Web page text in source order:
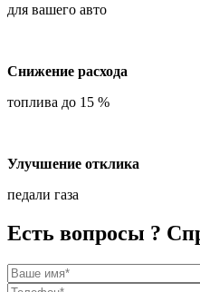
для вашего авто
Снижение расхода
топлива до 15 %
Улучшение отклика
педали газа
Есть вопросы ?